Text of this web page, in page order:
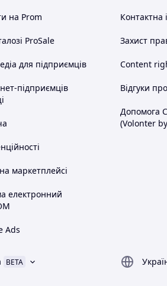
на Prom
ProSale
для підприємців
підприємців
маркетплейсі
електронний
Ads
Контактна
Захист
Content
Відгуки
Допомога
(Volonter
BETA